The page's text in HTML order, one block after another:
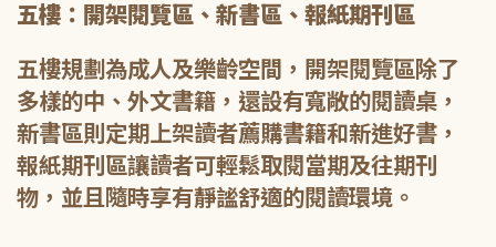
五樓：開架閱覽區、新書區、報紙期刊區
五樓規劃為成人及樂齡空間，開架閱覽區除了
多樣的中、外文書籍，還設有寬敞的閱讀桌，
新書區則定期上架讀者薦購書籍和新進好書，
報紙期刊區讓讀者可輕鬆取閱當期及往期刊
物，並且隨時享有靜謐舒適的閱讀環境。